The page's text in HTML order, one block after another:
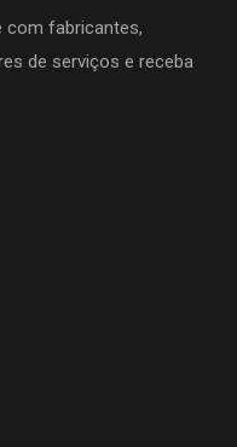
com fabricantes,
de serviços e receba